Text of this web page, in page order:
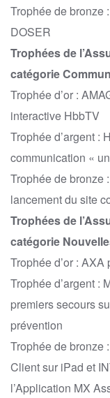
Trophée de bronze
DOSER
Trophées de
catégorie
Trophée d’or :
interactive HbbTV
Trophée d’argent :
communication «
Trophée de bronze
lancement du site
Trophées de
catégorie
Trophée d’or :
Trophée d’argent :
premiers secours
prévention
Trophée de bronze
Client sur iPad et
l’Application MX